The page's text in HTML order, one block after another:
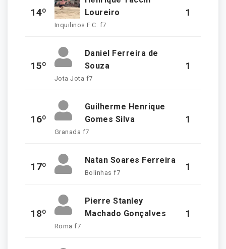
14º
Loureiro
Inquilinos F.C. f7
1
15º
Daniel Ferreira de
Souza
Jota Jota f7
1
16º
Guilherme Henrique
Gomes Silva
Granada f7
1
17º
Natan Soares Ferreira
Bolinhas f7
1
18º
Pierre Stanley
Machado Gonçalves
Roma f7
1